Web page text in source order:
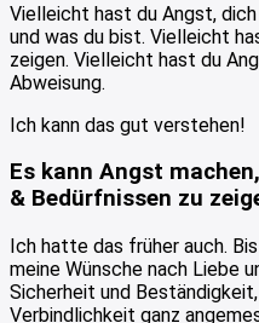
Vielleicht hast du Angst,
und was du bist. Vielleicht
zeigen. Vielleicht hast du
Abweisung.
Ich kann das gut verstehen!
Es kann Angst
& Bedürfnissen zu
Ich hatte das früher auch.
meine Wünsche nach Liebe
Sicherheit und
Verbindlichkeit ganz